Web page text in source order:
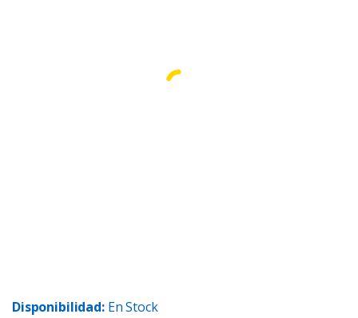
Disponibilidad: En Stock